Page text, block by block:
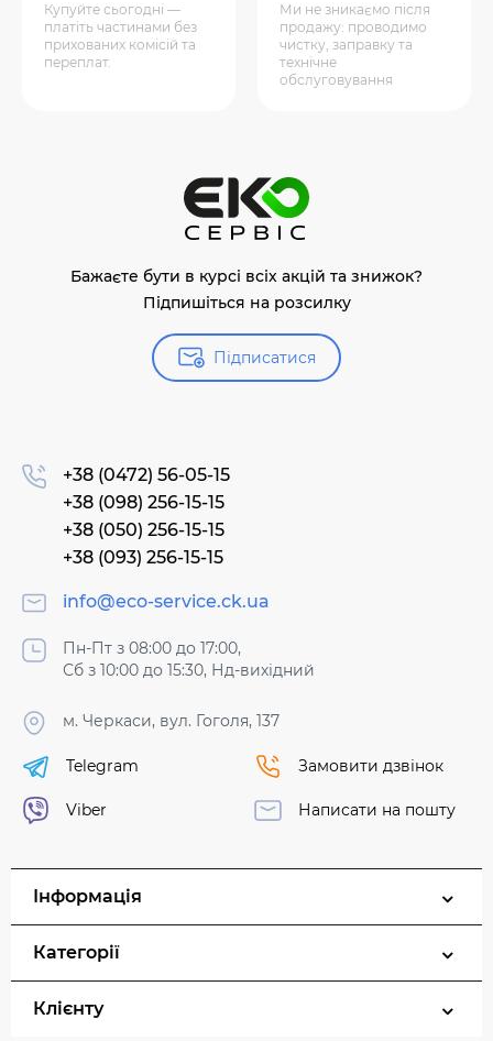
Купуйте сьогодні —
платіть частинами без
прихованих комісій та
переплат.
Ми не зникаємо після
продажу: проводимо
чистку, заправку та
технічне
обслуговування
Бажаєте бути в курсі всіх акцій та знижок?
Підпишіться на розсилку
Підписатися
+38 (0472) 56-05-15
+38 (098) 256-15-15
+38 (050) 256-15-15
+38 (093) 256-15-15
info@eco-service.ck.ua
Пн-Пт з 08:00 до 17:00,
Сб з 10:00 до 15:30, Нд-вихідний
м. Черкаси, вул. Гоголя, 137
Telegram
Viber
Замовити дзвінок
Написати на пошту
Інформація
Категорії
Клієнту